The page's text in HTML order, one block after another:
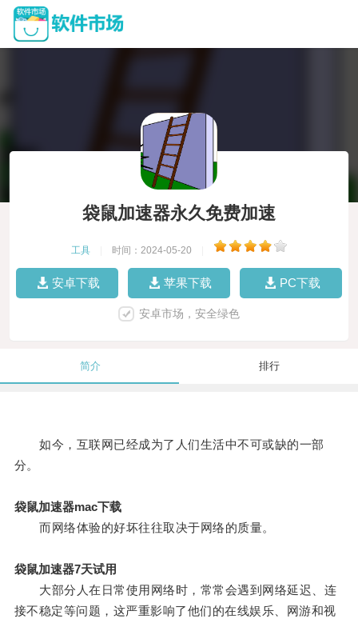
袋鼠加速器永久免费加速
工具 时间：2024-05-20
安卓下载 苹果下载 PC下载
安卓市场，安全绿色
简介 排行
如今，互联网已经成为了人们生活中不可或缺的一部
分。
袋鼠加速器mac下载
而网络体验的好坏往往取决于网络的质量。
袋鼠加速器7天试用
大部分人在日常使用网络时，常常会遇到网络延迟、连
接不稳定等问题，这严重影响了他们的在线娱乐、网游和视